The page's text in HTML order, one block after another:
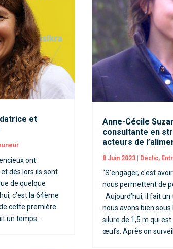
et
ont
dès lors ils sont
de quelque
c’est la 64ème
cette première
un temps...
Anne-Cécile
consultante en
acteurs de
8 Juin 2023| Déclic,
“S'engager, c'est
nous permettent de
Aujourd’hui, il fait
nous avons bien
silure de 1,5 m qui
œufs. Après on